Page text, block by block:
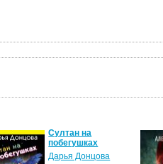
Султан на
побегушках
Дарья Донцова